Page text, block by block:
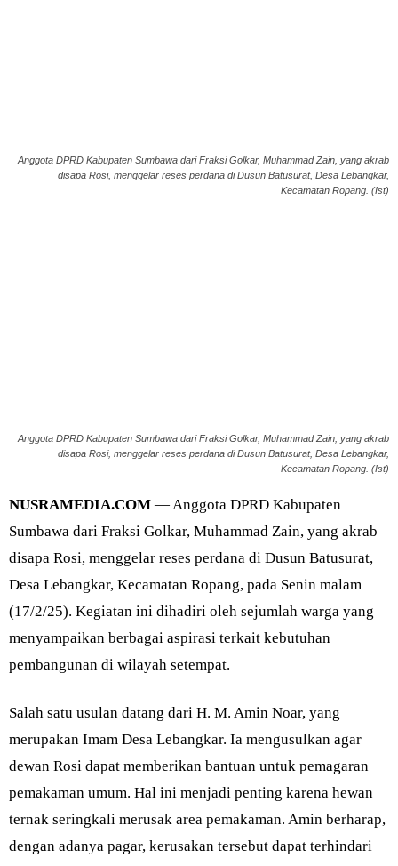
Anggota DPRD Kabupaten Sumbawa dari Fraksi Golkar, Muhammad Zain, yang akrab
disapa Rosi, menggelar reses perdana di Dusun Batusurat, Desa Lebangkar,
Kecamatan Ropang. (Ist)
Anggota DPRD Kabupaten Sumbawa dari Fraksi Golkar, Muhammad Zain, yang akrab
disapa Rosi, menggelar reses perdana di Dusun Batusurat, Desa Lebangkar,
Kecamatan Ropang. (Ist)
NUSRAMEDIA.COM — Anggota DPRD Kabupaten
Sumbawa dari Fraksi Golkar, Muhammad Zain, yang akrab
disapa Rosi, menggelar reses perdana di Dusun Batusurat,
Desa Lebangkar, Kecamatan Ropang, pada Senin malam
(17/2/25). Kegiatan ini dihadiri oleh sejumlah warga yang
menyampaikan berbagai aspirasi terkait kebutuhan
pembangunan di wilayah setempat.
Salah satu usulan datang dari H. M. Amin Noar, yang
merupakan Imam Desa Lebangkar. Ia mengusulkan agar
dewan Rosi dapat memberikan bantuan untuk pemagaran
pemakaman umum. Hal ini menjadi penting karena hewan
ternak seringkali merusak area pemakaman. Amin berharap,
dengan adanya pagar, kerusakan tersebut dapat terhindari